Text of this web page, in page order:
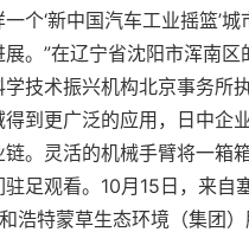
个‘新中国汽车工业摇篮’
。”在辽宁省沈阳市浑南
技术振兴机构北京事务所
到更广泛的应用，日中企
。灵活的机械手臂将一箱
足观看。10月15日，来
浩特蒙草生态环境（集团